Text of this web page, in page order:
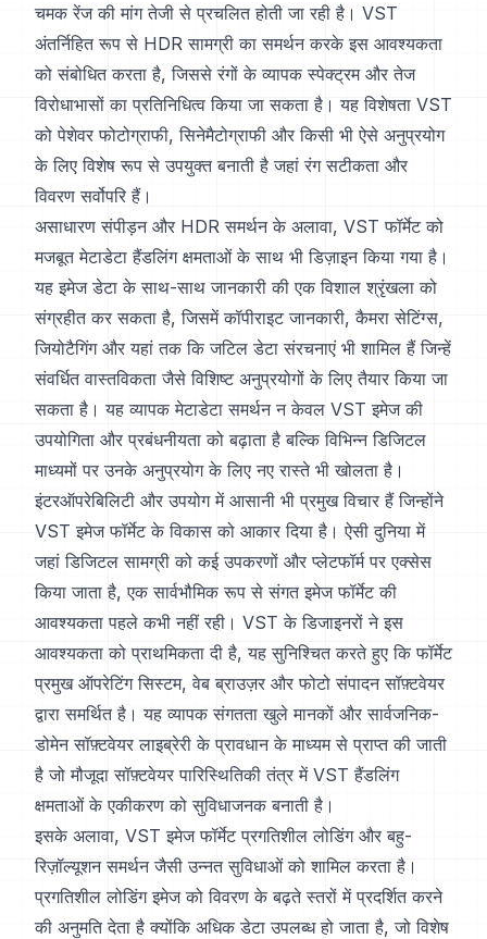
चमक रेंज की मांग तेजी से प्रचलित होती जा रही है। VST
अंतर्निहित रूप से HDR सामग्री का समर्थन करके इस आवश्यकता
को संबोधित करता है, जिससे रंगों के व्यापक स्पेक्ट्रम और तेज
विरोधाभासों का प्रतिनिधित्व किया जा सकता है। यह विशेषता VST
को पेशेवर फोटोग्राफी, सिनेमैटोग्राफी और किसी भी ऐसे अनुप्रयोग
के लिए विशेष रूप से उपयुक्त बनाती है जहां रंग सटीकता और
विवरण सर्वोपरि हैं।
असाधारण संपीड़न और HDR समर्थन के अलावा, VST फॉर्मेट को
मजबूत मेटाडेटा हैंडलिंग क्षमताओं के साथ भी डिज़ाइन किया गया है।
यह इमेज डेटा के साथ-साथ जानकारी की एक विशाल श्रृंखला को
संग्रहीत कर सकता है, जिसमें कॉपीराइट जानकारी, कैमरा सेटिंग्स,
जियोटैगिंग और यहां तक कि जटिल डेटा संरचनाएं भी शामिल हैं जिन्हें
संवर्धित वास्तविकता जैसे विशिष्ट अनुप्रयोगों के लिए तैयार किया जा
सकता है। यह व्यापक मेटाडेटा समर्थन न केवल VST इमेज की
उपयोगिता और प्रबंधनीयता को बढ़ाता है बल्कि विभिन्न डिजिटल
माध्यमों पर उनके अनुप्रयोग के लिए नए रास्ते भी खोलता है।
इंटरऑपरेबिलिटी और उपयोग में आसानी भी प्रमुख विचार हैं जिन्होंने
VST इमेज फॉर्मेट के विकास को आकार दिया है। ऐसी दुनिया में
जहां डिजिटल सामग्री को कई उपकरणों और प्लेटफॉर्म पर एक्सेस
किया जाता है, एक सार्वभौमिक रूप से संगत इमेज फॉर्मेट की
आवश्यकता पहले कभी नहीं रही। VST के डिजाइनरों ने इस
आवश्यकता को प्राथमिकता दी है, यह सुनिश्चित करते हुए कि फॉर्मेट
प्रमुख ऑपरेटिंग सिस्टम, वेब ब्राउज़र और फोटो संपादन सॉफ़्टवेयर
द्वारा समर्थित है। यह व्यापक संगतता खुले मानकों और सार्वजनिक-
डोमेन सॉफ़्टवेयर लाइब्रेरी के प्रावधान के माध्यम से प्राप्त की जाती
है जो मौजूदा सॉफ़्टवेयर पारिस्थितिकी तंत्र में VST हैंडलिंग
क्षमताओं के एकीकरण को सुविधाजनक बनाती है।
इसके अलावा, VST इमेज फॉर्मेट प्रगतिशील लोडिंग और बहु-
रिज़ॉल्यूशन समर्थन जैसी उन्नत सुविधाओं को शामिल करता है।
प्रगतिशील लोडिंग इमेज को विवरण के बढ़ते स्तरों में प्रदर्शित करने
की अनुमति देता है क्योंकि अधिक डेटा उपलब्ध हो जाता है, जो विशेष